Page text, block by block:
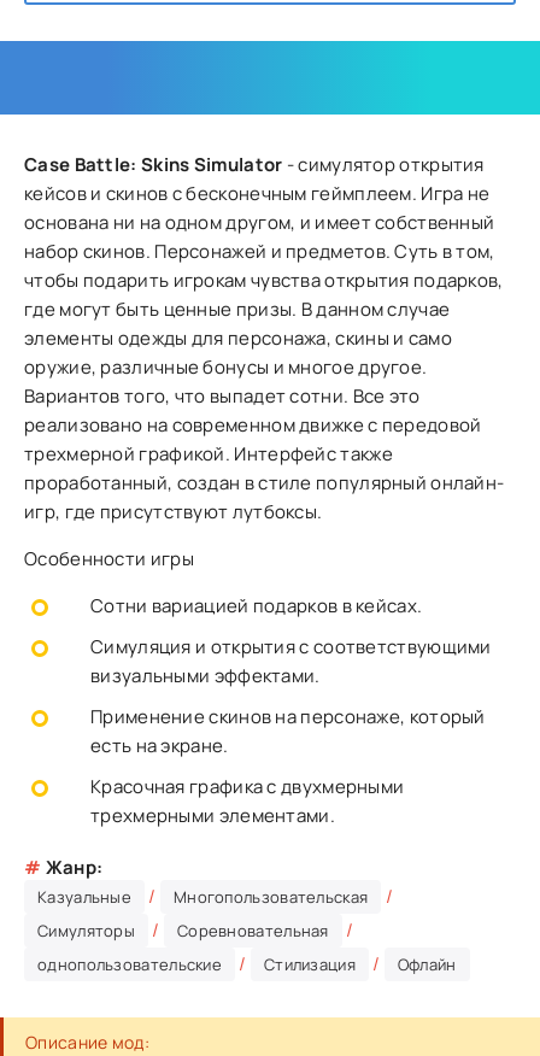
Case Battle: Skins Simulator - симулятор открытия
кейсов и скинов с бесконечным геймплеем. Игра не
основана ни на одном другом, и имеет собственный
набор скинов. Персонажей и предметов. Суть в том,
чтобы подарить игрокам чувства открытия подарков,
где могут быть ценные призы. В данном случае
элементы одежды для персонажа, скины и само
оружие, различные бонусы и многое другое.
Вариантов того, что выпадет сотни. Все это
реализовано на современном движке с передовой
трехмерной графикой. Интерфейс также
проработанный, создан в стиле популярный онлайн-
игр, где присутствуют лутбоксы.
Особенности игры
Сотни вариацией подарков в кейсах.
Симуляция и открытия с соответствующими
визуальными эффектами.
Применение скинов на персонаже, который
есть на экране.
Красочная графика с двухмерными
трехмерными элементами.
# Жанр:
Казуальные / Многопользовательская /
Симуляторы / Соревновательная /
однопользовательские / Стилизация / Офлайн
Описание мод: